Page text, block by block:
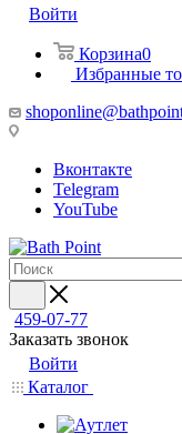
Войти
Корзина0
Избранные
Вконтакте
Telegram
YouTube
459-07-77
Заказать звонок
Войти
Каталог